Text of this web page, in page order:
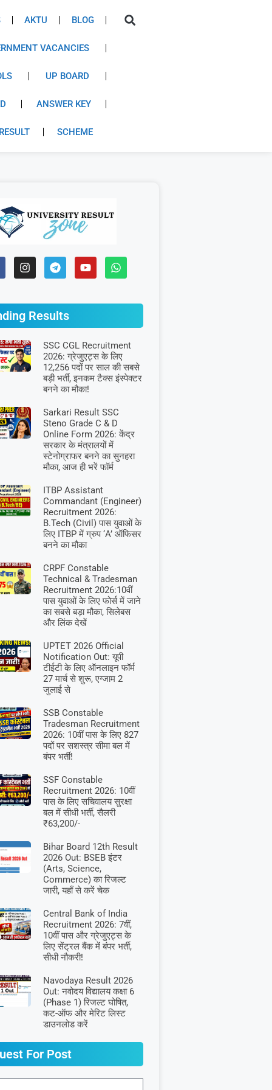
AKTU BLOG
VACANCIES
UP BOARD
ANSWER KEY
SCHEME
Results
SSC CGL Recruitment
2026: ग्रेजुएट्स के लिए
12,256 पदों पर साल की सबसे
बड़ी भर्ती, इनकम टैक्स इंस्पेक्टर
बनने का मौका!
Sarkari Result SSC
Steno Grade C & D
Online Form 2026: केंद्र
सरकार के मंत्रालयों में
स्टेनोग्राफर बनने का सुनहरा
मौका, आज ही भरें फॉर्म
ITBP Assistant
Commandant (Engineer)
Recruitment 2026:
B.Tech (Civil) पास युवाओं के
लिए ITBP में ग्रुप ‘A’ ऑफिसर
बनने का मौका
CRPF Constable
Technical & Tradesman
Recruitment 2026:10वीं
पास युवाओं के लिए फोर्स में जाने
का सबसे बड़ा मौका, सिलेबस
और लिंक देखें
UPTET 2026 Official
Notification Out: यूपी
टीईटी के लिए ऑनलाइन फॉर्म
27 मार्च से शुरू, एग्जाम 2
जुलाई से
SSB Constable
Tradesman Recruitment
2026: 10वीं पास के लिए 827
पदों पर सशस्त्र सीमा बल में
बंपर भर्ती!
SSF Constable
Recruitment 2026: 10वीं
पास के लिए सचिवालय सुरक्षा
बल में सीधी भर्ती, सैलरी
₹63,200/-
Bihar Board 12th Result
2026 Out: BSEB इंटर
(Arts, Science,
Commerce) का रिजल्ट
जारी, यहाँ से करें चेक
Central Bank of India
Recruitment 2026: 7वीं,
10वीं पास और ग्रेजुएट्स के
लिए सेंट्रल बैंक में बंपर भर्ती,
सीधी नौकरी!
Navodaya Result 2026
Out: नवोदय विद्यालय कक्षा 6
(Phase 1) रिजल्ट घोषित,
कट-ऑफ और मेरिट लिस्ट
डाउनलोड करें
For Post